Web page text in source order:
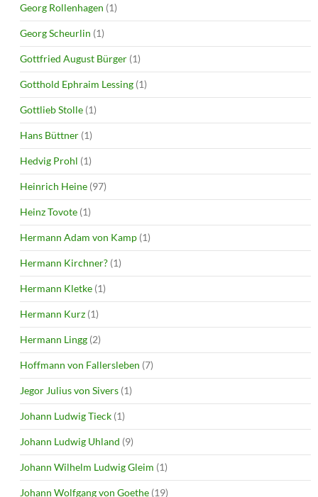
Georg Rollenhagen (1)
Georg Scheurlin (1)
Gottfried August Bürger (1)
Gotthold Ephraim Lessing (1)
Gottlieb Stolle (1)
Hans Büttner (1)
Hedvig Prohl (1)
Heinrich Heine (97)
Heinz Tovote (1)
Hermann Adam von Kamp (1)
Hermann Kirchner? (1)
Hermann Kletke (1)
Hermann Kurz (1)
Hermann Lingg (2)
Hoffmann von Fallersleben (7)
Jegor Julius von Sivers (1)
Johann Ludwig Tieck (1)
Johann Ludwig Uhland (9)
Johann Wilhelm Ludwig Gleim (1)
Johann Wolfgang von Goethe (19)